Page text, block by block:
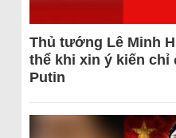
Thủ tướng Lê Minh
thể khi xin ý kiến chỉ
Putin